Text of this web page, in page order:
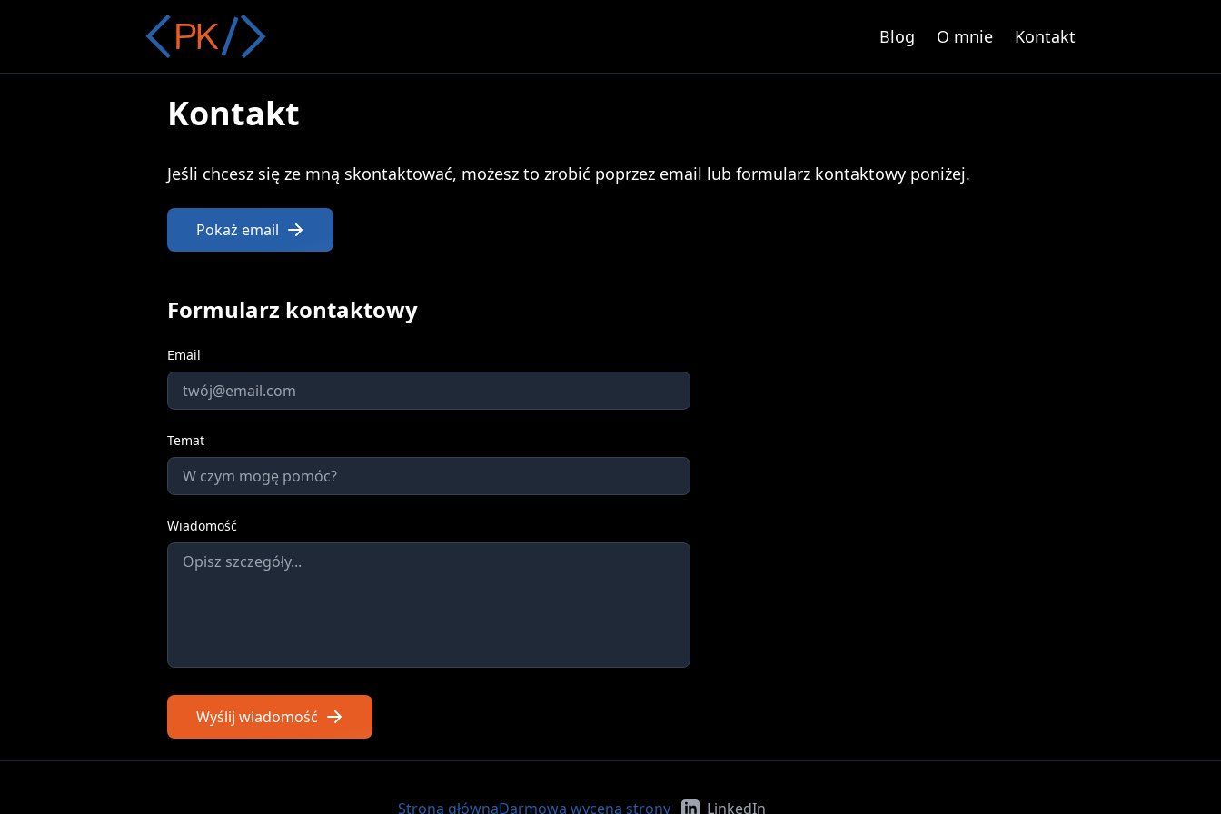
Blog O mnie Kontakt
Kontakt
Jeśli chcesz się ze mną skontaktować, możesz to zrobić poprzez email lub formularz kontaktowy poniżej.
Pokaż email
Formularz kontaktowy
Email
Temat
Wiadomość
Wyślij wiadomość
Strona głównaDarmowa wycena strony LinkedIn